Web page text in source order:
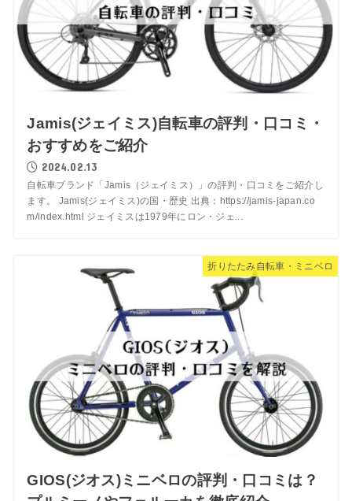
Jamis(ジェイミス)自転車の評判・口コミ・
おすすめをご紹介
2024.02.13
自転車ブランド「Jamis（ジェイミス）」の評判・口コミをご紹介し
ます。 Jamis(ジェイミス)の国・歴史 出典：https://jamis-japan.co
m/index.html ジェイミスは1979年にロン・ジェ...
折りたたみ自転車・ミニベロ
GIOS(ジオス)ミニベロの評判・口コミは？